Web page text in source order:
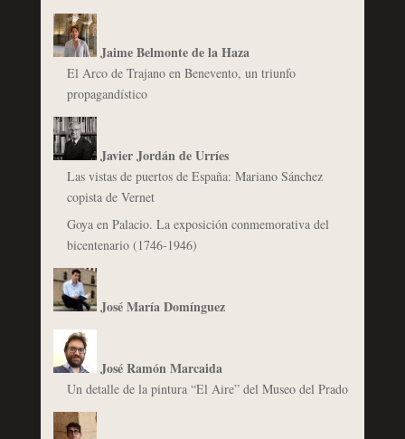
Jaime Belmonte de la Haza
El Arco de Trajano en Benevento, un triunfo
propagandístico
Javier Jordán de Urríes
Las vistas de puertos de España: Mariano Sánchez
copista de Vernet
Goya en Palacio. La exposición conmemorativa del
bicentenario (1746-1946)
José María Domínguez
José Ramón Marcaida
Un detalle de la pintura “El Aire” del Museo del Prado